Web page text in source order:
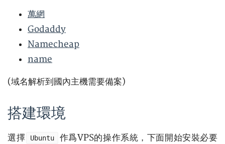
萬網
Godaddy
Namecheap
name
(域名解析到國內主機需要備案)
搭建環境
選擇 Ubuntu
作爲VPS的操作系統，下面開始安裝必要